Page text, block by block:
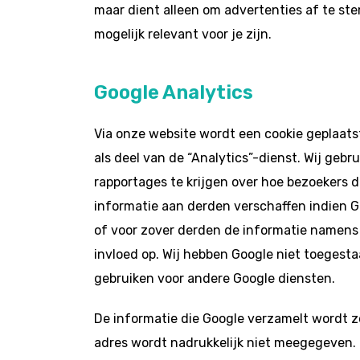
maar dient alleen om advertenties af te
mogelijk relevant voor je zijn.
Google Analytics
Via onze website wordt een cookie
als deel van de “Analytics”-dienst. Wij
rapportages te krijgen over hoe bezoekers
informatie aan derden verschaffen indien
of voor zover derden de informatie
invloed op. Wij hebben Google niet
gebruiken voor andere Google diensten.
De informatie die Google verzamelt wordt
adres wordt nadrukkelijk niet